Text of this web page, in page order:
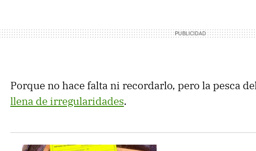
Porque no hace falta ni recordarlo, pero la pesca
llena de irregularidades.